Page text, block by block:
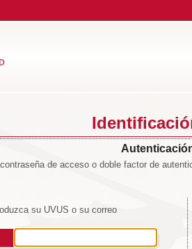
de acceso o doble factor de
su UVUS o su correo